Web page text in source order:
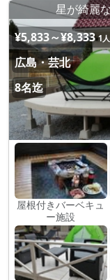
星が綺麗
¥5,833～¥8,333 1
広島・芸北
8名迄
屋根付きバーベキュ
ー施設